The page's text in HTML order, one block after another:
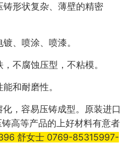
形状复杂、薄壁的精密
、喷涂、喷漆。
不腐蚀压型，不粘模。
和耐磨性。
，容易压铸成型。原装进口
高等产品的上好材料有意者
舒女士 0769-85315997-